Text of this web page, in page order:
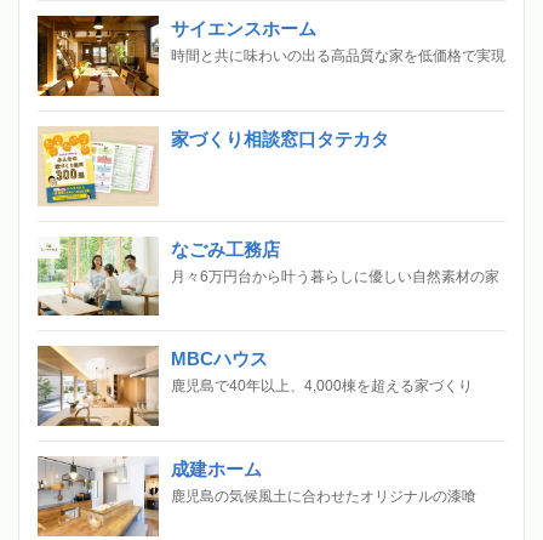
サイエンスホーム
時間と共に味わいの出る高品質な家を低価格で実現
家づくり相談窓口タテカタ
なごみ工務店
月々6万円台から叶う暮らしに優しい自然素材の家
MBCハウス
鹿児島で40年以上、4,000棟を超える家づくり
成建ホーム
鹿児島の気候風土に合わせたオリジナルの漆喰